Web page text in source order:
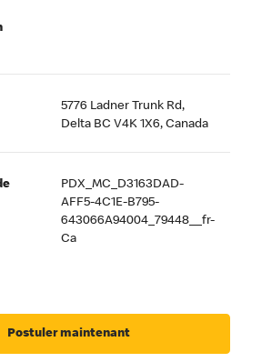
5776 Ladner Trunk Rd,
Delta BC V4K 1X6, Canada
PDX_MC_D3163DAD-
AFF5-4C1E-B795-
643066A94004_79448__fr-
Ca
Postuler maintenant